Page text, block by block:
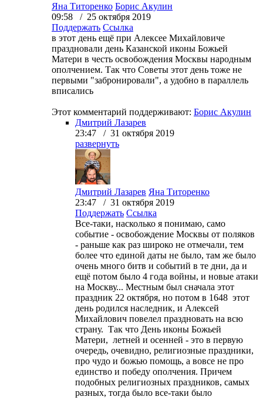
Яна Титоренко Борис Акулин
09:58 / 25 октября 2019
Поддержать Ссылка
в этот день ещё при Алексее Михайловиче
праздновали день Казанской иконы Божьей
Матери в честь освобождения Москвы народным
ополчением. Так что Советы этот день тоже не
первыми "забронировали", а удобно в параллель
вписались
Этот комментарий поддерживают: Борис Акулин
Дмитрий Лазарев
23:47 / 31 октября 2019
развернуть
Дмитрий Лазарев Яна Титоренко
23:47 / 31 октября 2019
Поддержать Ссылка
Все-таки, насколько я понимаю, само
событие - освобождение Москвы от поляков
- раньше как раз широко не отмечали, тем
более что единой даты не было, там же было
очень много битв и событий в те дни, да и
ещё потом было 4 года войны, и новые атаки
на Москву... Местным был сначала этот
праздник 22 октября, но потом в 1648 этот
день родился наследник, и Алексей
Михайлович повелел праздновать на всю
страну. Так что День иконы Божьей
Матери, летней и осенней - это в первую
очередь, очевидно, религиозные праздники,
про чудо и божью помощь, а вовсе не про
единство и победу ополчения. Причем
подобных религиозных праздников, самых
разных, тогда было все-таки было